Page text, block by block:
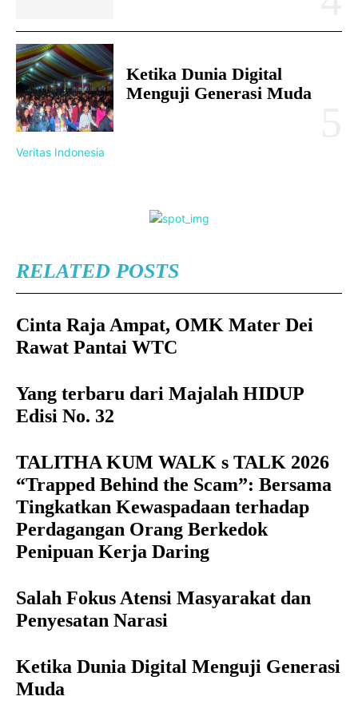
Ketika Dunia Digital
Menguji Generasi Muda
Veritas Indonesia
RELATED POSTS
Cinta Raja Ampat, OMK Mater Dei
Rawat Pantai WTC
Yang terbaru dari Majalah HIDUP
Edisi No. 32
TALITHA KUM WALK s TALK 2026
“Trapped Behind the Scam”: Bersama
Tingkatkan Kewaspadaan terhadap
Perdagangan Orang Berkedok
Penipuan Kerja Daring
Salah Fokus Atensi Masyarakat dan
Penyesatan Narasi
Ketika Dunia Digital Menguji Generasi
Muda